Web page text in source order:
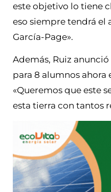
este objetivo lo tiene
eso siempre tendrá el
García-Page».
Además, Ruiz
para 8 alumnos
«Queremos que este
esta tierra con tantos